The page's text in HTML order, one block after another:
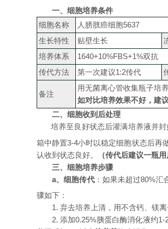
一、细胞培养条件
细胞名称 人膀胱癌细胞5637
生长特性
贴壁生长
培养体系
1640+10%FBS+1%双抗
传代方法
第一次建议1:2传代
备注
用无菌离心管收集瓶子培
如对比培养效果不好，建
二、细胞收到后处理
培养至良好状态后灌满培养液并
箱中静置3-4小时以稳定细胞状态后再
认收到状态良好。
（传代后建议一瓶
三、细胞培养步骤
a、细胞传代： 如果未超过80%汇
骤如下：
1. 弃去培养上清，用不含钙、镁
2. 添加0.25%胰蛋白酶消化液约1-